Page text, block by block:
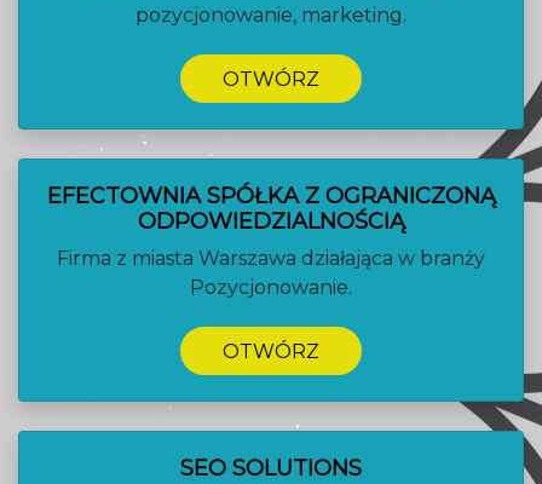
pozycjonowanie, marketing.
OTWÓRZ
EFECTOWNIA SPÓŁKA Z OGRANICZONĄ
ODPOWIEDZIALNOŚCIĄ
Firma z miasta Warszawa działająca w branży
Pozycjonowanie.
OTWÓRZ
SEO SOLUTIONS